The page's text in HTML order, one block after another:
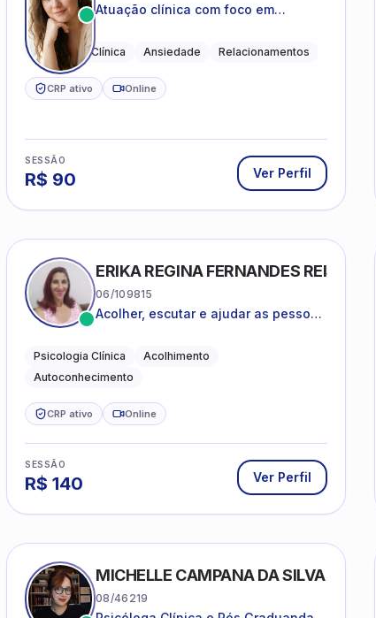
Atuação clínica com foco em
e transições de vida
Psicologia Clínica Ansiedade Relacionamentos
CRP ativo Online
SESSÃO
R$ 90 Ver Perfil
ERIKA REGINA FERNANDES REIS FRIAS
06/109815
Acolher, escutar e ajudar as pessoas
Psicologia Clínica
Acolhimento
Autoconhecimento
CRP ativo Online
SESSÃO
R$ 140 Ver Perfil
MICHELLE CAMPANA DA SILVA
08/46219